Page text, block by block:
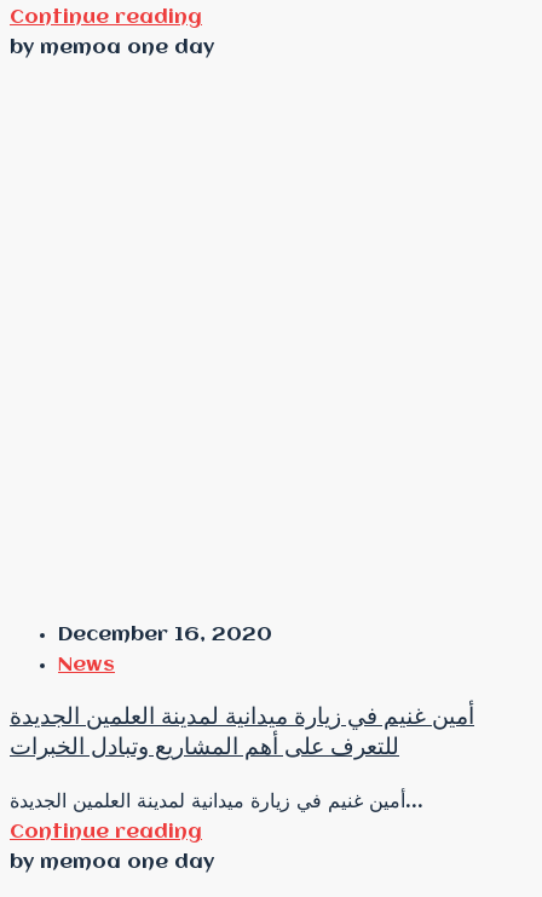
Continue reading
by memoa one day
December 16, 2020
News
أمين غنيم في زيارة ميدانية لمدينة العلمين الجديدة
للتعرف على أهم المشاريع وتبادل الخبرات
أمين غنيم في زيارة ميدانية لمدينة العلمين الجديدة...
Continue reading
by memoa one day